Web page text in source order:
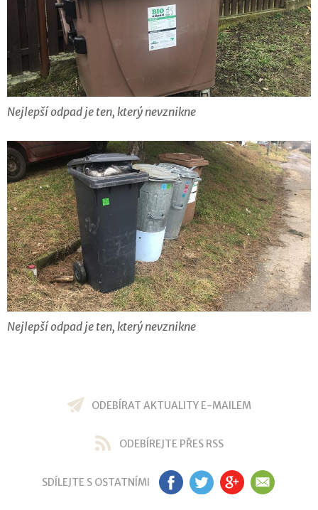
Nejlepší odpad je ten, který nevznikne
Nejlepší odpad je ten, který nevznikne
ODEBÍRAT AKTUALITY E-MAILEM
ODEBÍREJTE PŘES RSS
SDÍLEJTE S OSTATNÍMI FB TW GP EM